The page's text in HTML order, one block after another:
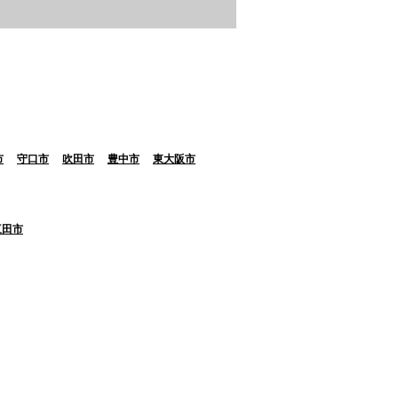
守口市 吹田市 豊中市 東大阪市
市